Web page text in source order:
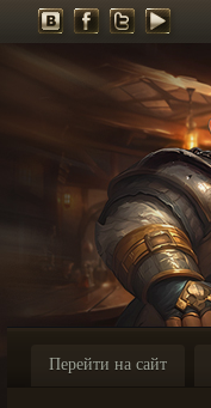
Перейти на сайт